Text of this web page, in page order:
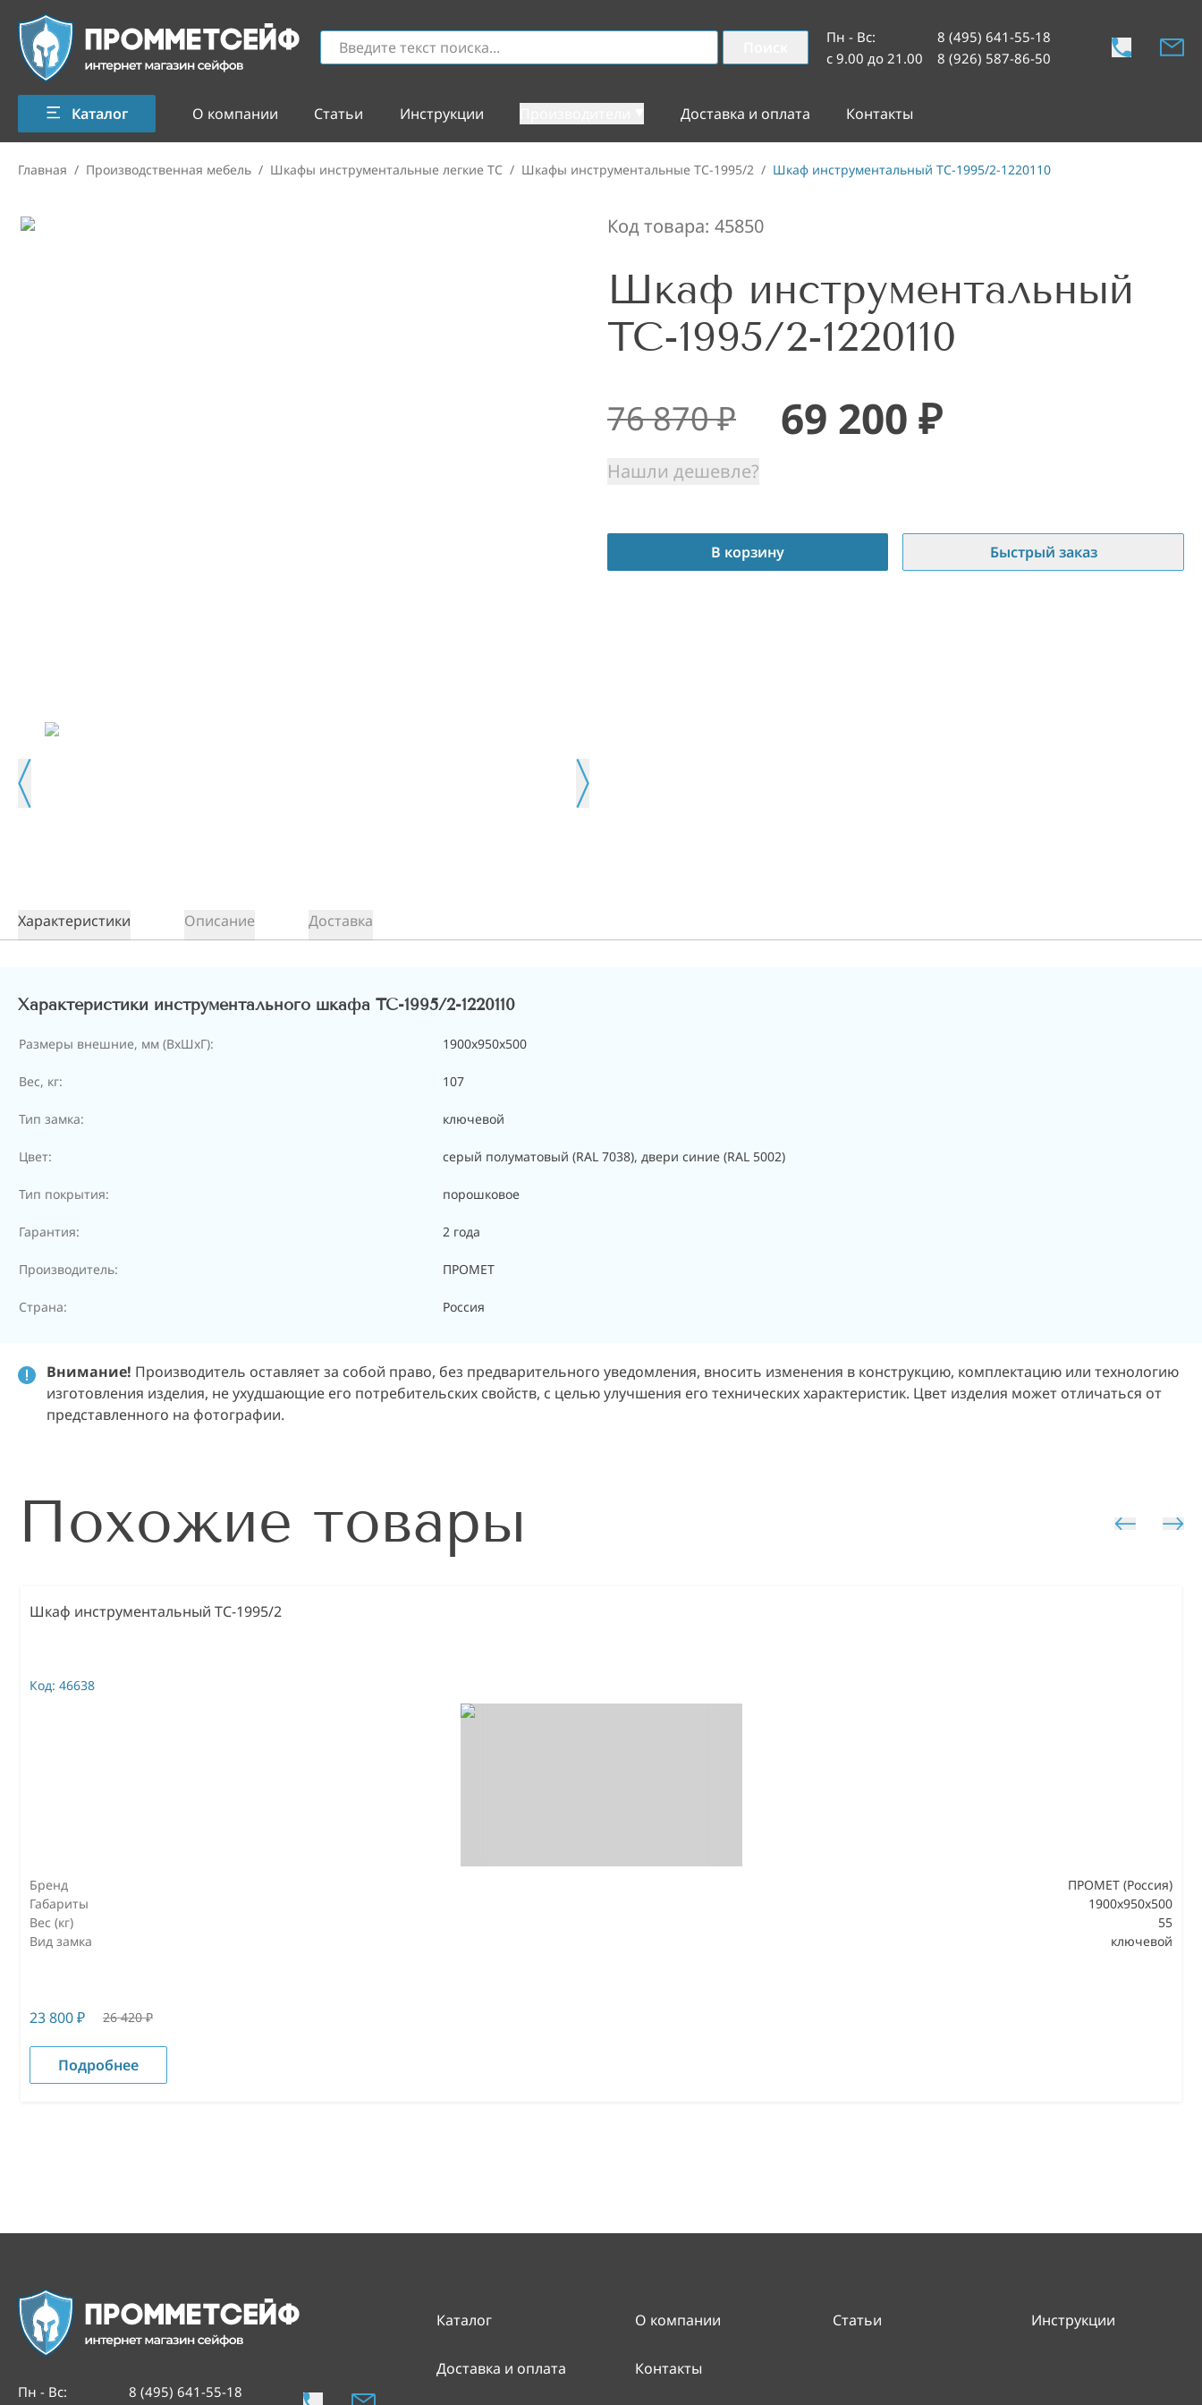
Пн - Вс:
с 9.00 до 21.00
8 (495) 641-55-18
8 (926) 587-86-50
Каталог О компании Статьи Инструкции Доставка и оплата Контакты
Главная / Производственная мебель / Шкафы инструментальные легкие TC / Шкафы инструментальные ТС-1995/2 / Шкаф инструментальный TC-1995/2-1220110
Код товара: 45850
Шкаф инструментальный
TC-1995/2-1220110
76 870₽ 69 200 ₽
Нашли дешевле?
В корзину Быстрый заказ
Характеристики Описание Доставка
Характеристики инструментального шкафа TC-1995/2-1220110
Размеры внешние, мм (ВхШхГ): 1900x950x500
Вес, кг: 107
Тип замка: ключевой
Цвет: cерый полуматовый (RAL 7038), двери синие (RAL 5002)
Тип покрытия: порошковое
Гарантия: 2 года
Производитель: ПРОМЕТ
Страна: Россия
Внимание! Производитель оставляет за собой право, без предварительного уведомления, вносить изменения в конструкцию, комплектацию или технологию
изготовления изделия, не ухудшающие его потребительских свойств, с целью улучшения его технических характеристик. Цвет изделия может отличаться от
представленного на фотографии.
Похожие товары
Шкаф инструментальный TC-1995/2
Код: 46638
Бренд
ПРОМЕТ (Россия)
Габариты
1900x950x500
Вес (кг)
55
Вид замка
ключевой
23 800₽ 26 420₽
Подробнее
Пн - Вс:
8 (495) 641-55-18
Каталог О компании Статьи Инструкции
Доставка и оплата Контакты